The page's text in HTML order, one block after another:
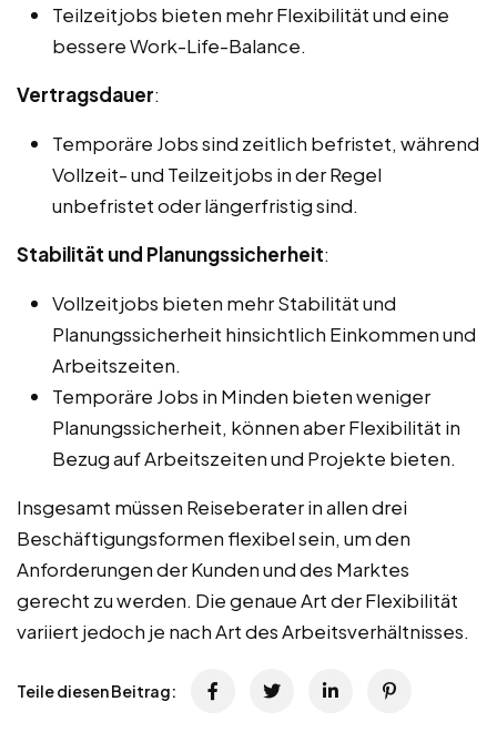
Teilzeitjobs bieten mehr Flexibilität und eine
bessere Work-Life-Balance.
Vertragsdauer:
Temporäre Jobs sind zeitlich befristet, während
Vollzeit- und Teilzeitjobs in der Regel
unbefristet oder längerfristig sind.
Stabilität und Planungssicherheit:
Vollzeitjobs bieten mehr Stabilität und
Planungssicherheit hinsichtlich Einkommen und
Arbeitszeiten.
Temporäre Jobs in Minden bieten weniger
Planungssicherheit, können aber Flexibilität in
Bezug auf Arbeitszeiten und Projekte bieten.
Insgesamt müssen Reiseberater in allen drei
Beschäftigungsformen flexibel sein, um den
Anforderungen der Kunden und des Marktes
gerecht zu werden. Die genaue Art der Flexibilität
variiert jedoch je nach Art des Arbeitsverhältnisses.
Teile diesen Beitrag: